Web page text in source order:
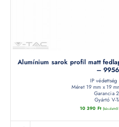
Alumínium sarok profil matt
–
IP védettség
Méret 19 mm x 19
Garancia
Gyártó V-
10 390 Ft